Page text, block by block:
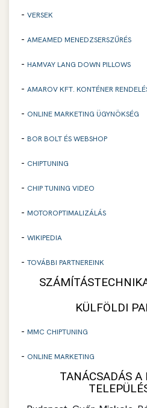
- VERSEK
- AMEAMED MENEDZSERSZŰRÉS
- HAMVAY LANG DOWN PILLOWS
- AMAROV KFT. KONTÉNER
- ONLINE MARKETING ÜGYNÖKSÉG
- BOR BOLT ÉS WEBSHOP
- CHIPTUNING
- CHIP TUNING VIDEO
- MOTOROPTIMALIZÁLÁS
- WIKIPEDIA
- TOVÁBBI PARTNEREINK
KÜLFÖLDI
- MMC CHIPTUNING
- ONLINE MARKETING
TANÁCSADÁS A